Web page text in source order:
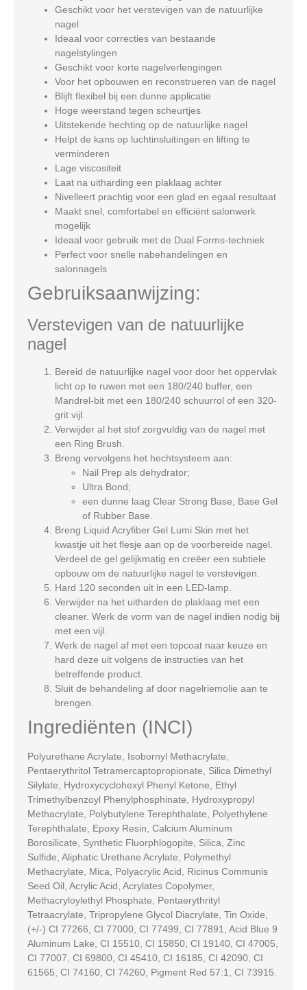
Geschikt voor het verstevigen van de natuurlijke
nagel
Ideaal voor correcties van bestaande
nagelstylingen
Geschikt voor korte nagelverlengingen
Voor het opbouwen en reconstrueren van de nagel
Blijft flexibel bij een dunne applicatie
Hoge weerstand tegen scheurtjes
Uitstekende hechting op de natuurlijke nagel
Helpt de kans op luchtinsluitingen en lifting te
verminderen
Lage viscositeit
Laat na uitharding een plaklaag achter
Nivelleert prachtig voor een glad en egaal resultaat
Maakt snel, comfortabel en efficiënt salonwerk
mogelijk
Ideaal voor gebruik met de Dual Forms-techniek
Perfect voor snelle nabehandelingen en
salonnagels
Gebruiksaanwijzing:
Verstevigen van de natuurlijke
nagel
Bereid de natuurlijke nagel voor door het oppervlak
licht op te ruwen met een 180/240 buffer, een
Mandrel-bit met een 180/240 schuurrol of een 320-
grit vijl.
Verwijder al het stof zorgvuldig van de nagel met
een Ring Brush.
Breng vervolgens het hechtsysteem aan:
Nail Prep als dehydrator;
Ultra Bond;
een dunne laag Clear Strong Base
Base Gel
of Rubber Base
Breng Liquid Acryfiber Gel Lumi Skin met het
kwastje uit het flesje aan op de voorbereide nagel.
Verdeel de gel gelijkmatig en creëer een subtiele
opbouw om de natuurlijke nagel te verstevigen.
Hard 120 seconden uit in een LED-lamp.
Verwijder na het uitharden de plaklaag met een
cleaner. Werk de vorm van de nagel indien nodig bij
met een vijl.
Werk de nagel af met een topcoat naar keuze en
hard deze uit volgens de instructies van het
betreffende product.
Sluit de behandeling af door nagelriemolie aan te
brengen.
Ingrediënten (INCI)
Polyurethane Acrylate, Isobornyl Methacrylate,
Pentaerythritol Tetramercaptopropionate, Silica Dimethyl
Silylate, Hydroxycyclohexyl Phenyl Ketone, Ethyl
Trimethylbenzoyl Phenylphosphinate, Hydroxypropyl
Methacrylate, Polybutylene Terephthalate, Polyethylene
Terephthalate, Epoxy Resin, Calcium Aluminum
Borosilicate, Synthetic Fluorphlogopite, Silica, Zinc
Sulfide, Aliphatic Urethane Acrylate, Polymethyl
Methacrylate, Mica, Polyacrylic Acid, Ricinus Communis
Seed Oil, Acrylic Acid, Acrylates Copolymer,
Methacryloylethyl Phosphate, Pentaerythrityl
Tetraacrylate, Tripropylene Glycol Diacrylate, Tin Oxide,
(+/-) CI 77266, CI 77000, CI 77499, CI 77891, Acid Blue 9
Aluminum Lake, CI 15510, CI 15850, CI 19140, CI 47005,
CI 77007, CI 69800, CI 45410, CI 16185, CI 42090, CI
61565, CI 74160, CI 74260, Pigment Red 57:1, CI 73915.